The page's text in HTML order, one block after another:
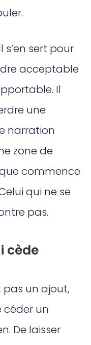
s’en sert pour
acceptable
Il
une
narration
zone de
commence
qui ne se
pas.
cède
pas un ajout,
céder un
De laisser